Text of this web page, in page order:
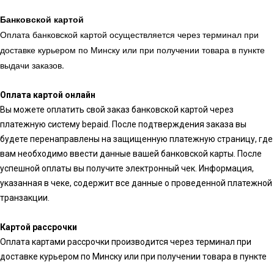
Банковской картой
Оплата банковской картой осуществляется через терминал при
доставке курьером по Минску или при получении товара в пункте
выдачи заказов.
Оплата картой онлайн
Вы можете оплатить свой заказ банковской картой через
платежную систему bepaid. После подтверждения заказа вы
будете перенаправлены на защищенную платежную страницу, где
вам необходимо ввести данные вашей банковской карты. После
успешной оплаты вы получите электронный чек. Информация,
указанная в чеке, содержит все данные о проведенной платежной
транзакции.
Картой рассрочки
Оплата картами рассрочки производится через терминал при
доставке курьером по Минску или при получении товара в пункте